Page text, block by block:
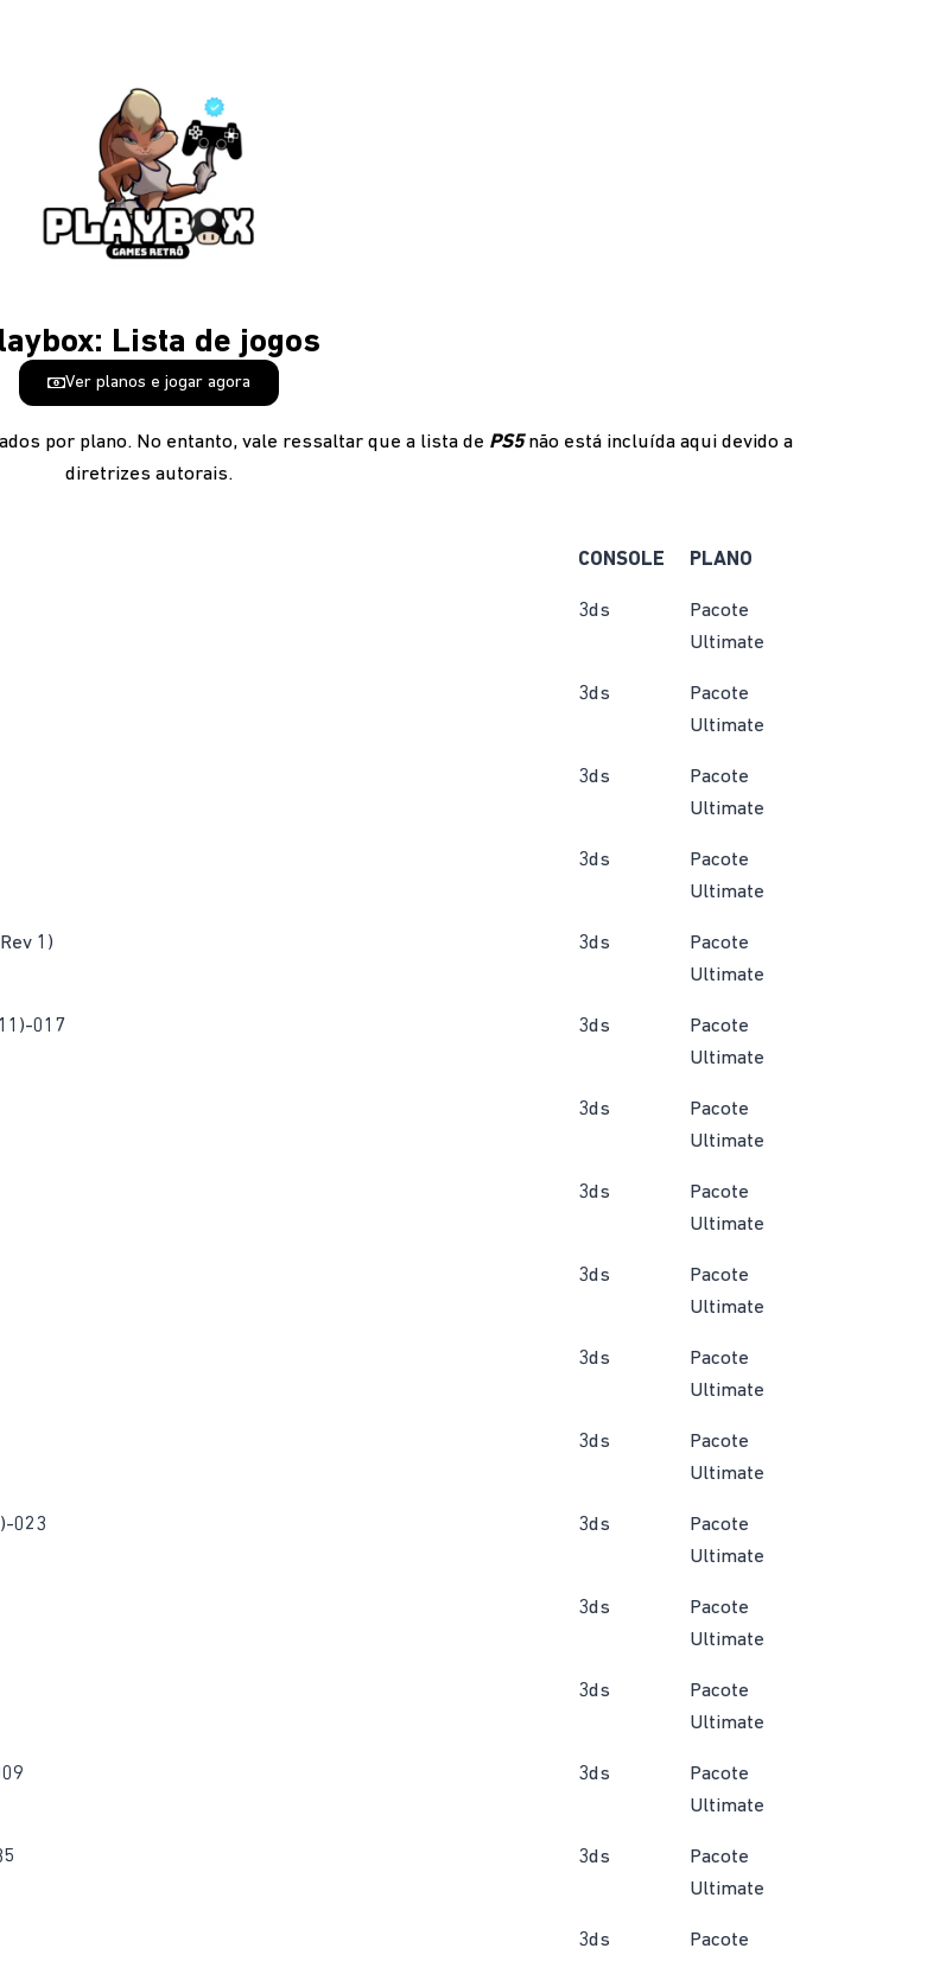
Lista de jogos
Ver planos e jogar agora
por plano. No entanto, vale ressaltar que a lista de PS5não está incluída aqui devido a
diretrizes autorais.
CONSOLE PLANO
3ds
Pacote
Ultimate
3ds
Pacote
Ultimate
3ds
Pacote
Ultimate
3ds
Pacote
Ultimate
1) 3ds
Pacote
Ultimate
017 3ds
Pacote
Ultimate
3ds
Pacote
Ultimate
3ds
Pacote
Ultimate
3ds
Pacote
Ultimate
3ds
Pacote
Ultimate
3ds
Pacote
Ultimate
023 3ds
Pacote
Ultimate
3ds
Pacote
Ultimate
3ds
Pacote
Ultimate
3ds
Pacote
Ultimate
3ds
Pacote
Ultimate
3ds
Pacote